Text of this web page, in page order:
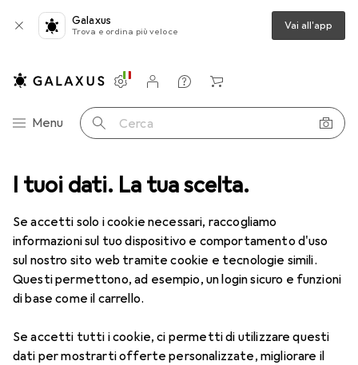
I tuoi dati. La tua scelta.
Se accetti solo i cookie necessari, raccogliamo
informazioni sul tuo dispositivo e comportamento d'uso
sul nostro sito web tramite cookie e tecnologie simili.
Questi permettono, ad esempio, un login sicuro e funzioni
di base come il carrello.
Se accetti tutti i cookie, ci permetti di utilizzare questi
dati per mostrarti offerte personalizzate, migliorare il
Galaxus
Trova e ordina più veloce Vai all'app
Categoria Navigazione
Menu Cerca
Impostazioni
Conto cliente
Liste di confronto
Liste dei desideri
Carrello
Lenti a contatto Air Optix più HydraGlyde per l'astigmatismo
1 Immagine
Air Optix più HydraGlyde per
-3.5, Obiettivo mensile, 6 pz., Torico
EUR
53,58 EUR
8,93/1pz.